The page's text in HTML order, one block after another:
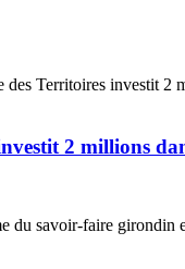
2 millions